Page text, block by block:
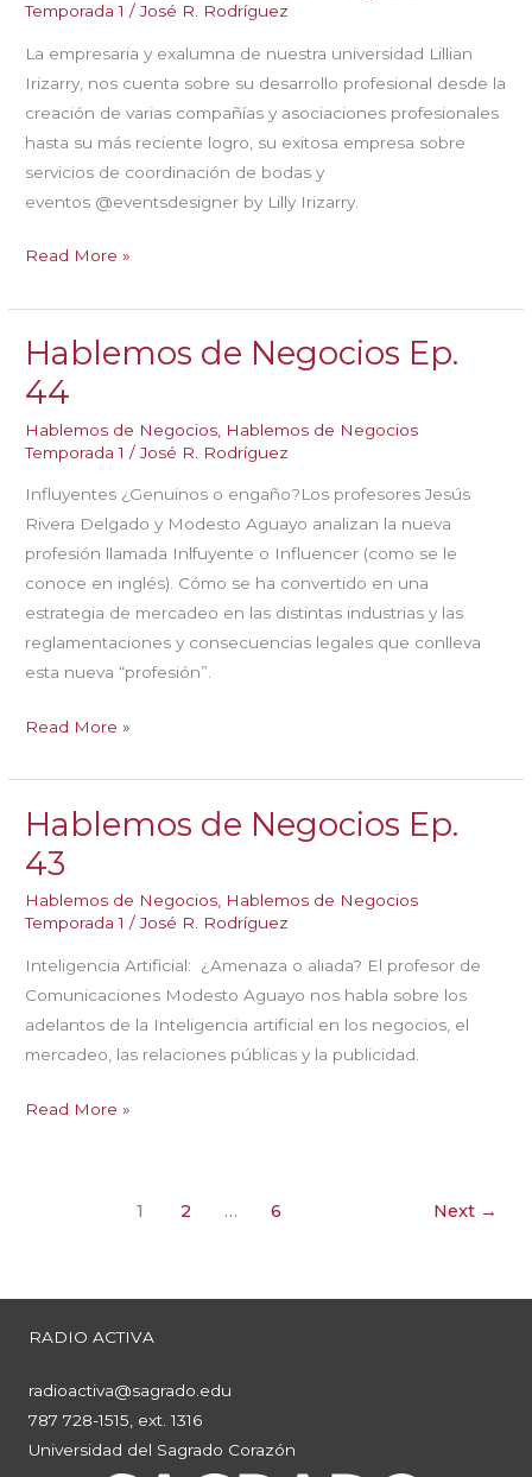
Temporada 1 /José R. Rodríguez
La empresaria y exalumna de nuestra universidad Lillian
Irizarry, nos cuenta sobre su desarrollo profesional desde la
creación de varias compañías y asociaciones profesionales
hasta su más reciente logro, su exitosa empresa sobre
servicios de coordinación de bodas y
eventos @eventsdesigner by Lilly Irizarry.
Hablemos
Negocios
Ep.
Read More »
Hablemos de Negocios Ep.
44
Hablemos de Negocios Hablemos de Negocios
Temporada 1 /José R. Rodríguez
Influyentes ¿Genuinos o engaño?Los profesores Jesús
Rivera Delgado y Modesto Aguayo analizan la nueva
profesión llamada Inlfuyente o Influencer (como se le
conoce en inglés). Cómo se ha convertido en una
estrategia de mercadeo en las distintas industrias y las
reglamentaciones y consecuencias legales que conlleva
esta nueva “profesión”.
Hablemos
Negocios
Ep.
Read More »
Hablemos de Negocios Ep.
43
Hablemos de Negocios, Hablemos de Negocios
Temporada 1 /José R. Rodríguez
Inteligencia Artificial: ¿Amenaza o aliada? El profesor de
Comunicaciones Modesto Aguayo nos habla sobre los
adelantos de la Inteligencia artificial en los negocios, el
mercadeo, las relaciones públicas y la publicidad.
Hablemos
Read More »
1 2 … 6 Next →
RADIO ACTIVA
radioactiva@sagrado.edu
787 728-1515, ext. 1316
Universidad del Sagrado Corazón